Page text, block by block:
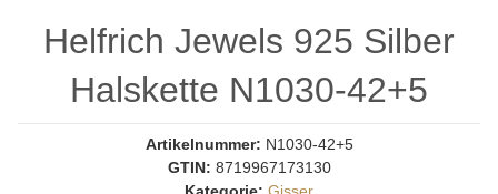
Helfrich Jewels 925 Silber
Halskette N1030-42+5
Artikelnummer: N1030-42+5
GTIN: 8719967173130